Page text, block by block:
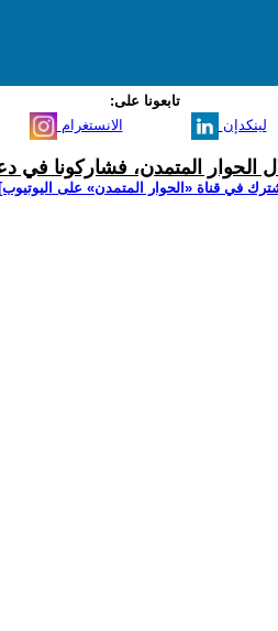
تابعونا على:
الانستغرام لينكدإن
الحوار المتمدن، فشاركونا في
في قناة ‫«الحوار المتمدن» على اليوتيوب]